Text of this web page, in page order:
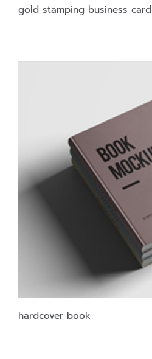
gold stamping business card
hardcover book